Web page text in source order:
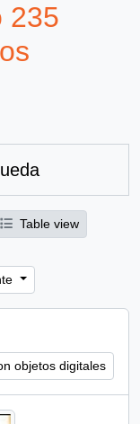
235
Table view
objetos digitales